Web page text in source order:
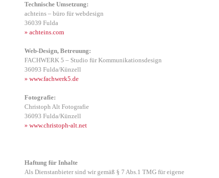
Tech­ni­sche Umset­zung:
acht­eins – büro für web­de­sign
36039 Ful­da
» achteins.com
Web-Design, Betreu­ung:
FACHWERK 5 – Stu­dio für Kom­mu­ni­ka­ti­ons­de­sign
36093 Fulda/Künzell
» www.fachwerk5.de
Foto­gra­fie:
Chris­toph Alt Foto­gra­fie
36093 Fulda/Künzell
» www.christoph-alt.net
Haf­tung für Inhal­te
Als Dienst­an­bie­ter sind wir gemäß § 7 Abs.1 TMG für eige­ne